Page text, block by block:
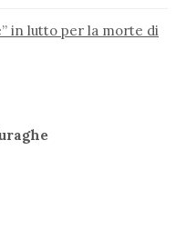
in lutto per la morte di